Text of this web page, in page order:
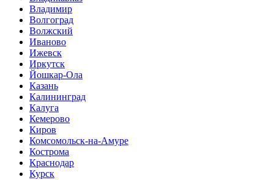
Владимир
Волгоград
Волжский
Иваново
Ижевск
Иркутск
Йошкар-Ола
Казань
Калининград
Калуга
Кемерово
Киров
Комсомольск-на-Амуре
Кострома
Краснодар
Курск